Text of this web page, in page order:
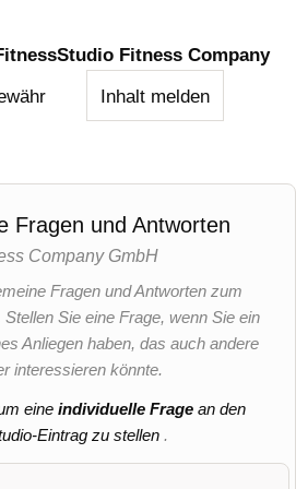
Fitness Company
Inhalt melden
Fragen und Antworten
Company GmbH
Fragen und Antworten zum
Sie eine Frage, wenn Sie ein
Anliegen haben, das auch andere
interessieren könnte.
eineindividuelle Frage an den
Eintrag zu stellen .